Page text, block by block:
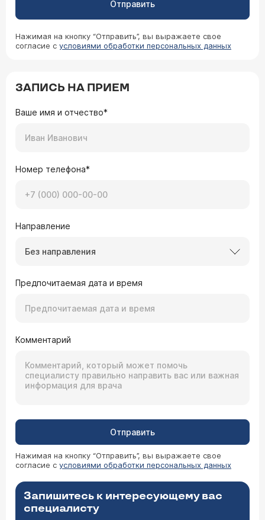
Отправить
Нажимая на кнопку “Отправить”, вы выражаете свое
согласие с условиями обработки персональных данных
ЗАПИСЬ НА ПРИЕМ
Ваше имя и отчество*
Номер телефона*
Направление
Без направления
Предпочитаемая дата и время
Комментарий
Отправить
Нажимая на кнопку “Отправить”, вы выражаете свое
согласие с условиями обработки персональных данных
Запишитесь к интересующему вас
специалисту